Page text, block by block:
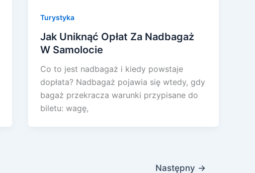
Turystyka
Jak Uniknąć Opłat Za Nadbagaż
W Samolocie
Co to jest nadbagaż i kiedy powstaje
dopłata? Nadbagaż pojawia się wtedy, gdy
bagaż przekracza warunki przypisane do
biletu: wagę,
Następny →